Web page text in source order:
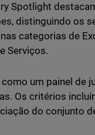
Spotlight
distinguindo os
categorias de
Serviços.
um painel de
Os critérios
do conjunto